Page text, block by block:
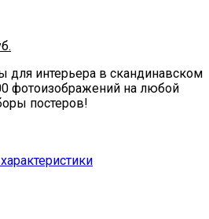
для интерьера в скандинавском
фотоизображений на любой
постеров!